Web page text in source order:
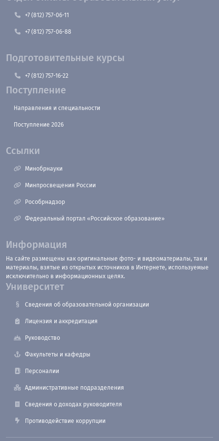
+7 (812) 757-06-11
+7 (812) 757-06-88
Подготовительные курсы
+7 (812) 757-16-22
Поступление
Направления и специальности
Поступление 2026
Ссылки
Минобрнауки
Минпросвещения России
Рособрнадзор
Федеральный портал «Российское образование»
Информация
На сайте размещены как оригинальные фото- и видеоматериалы, так и
материалы, взятые из открытых источников в Интернете, используемые
исключительно в информационных целях.
Университет
Сведения об образовательной организации
Лицензия и аккредитация
Руководство
Факультеты и кафедры
Персоналии
Административные подразделения
Сведения о доходах руководителя
Противодействие коррупции